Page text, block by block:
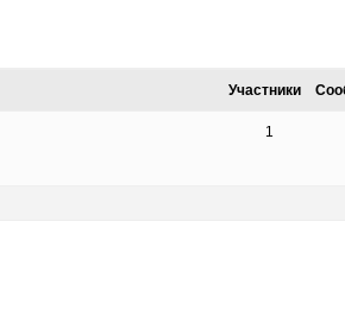
Участники
1